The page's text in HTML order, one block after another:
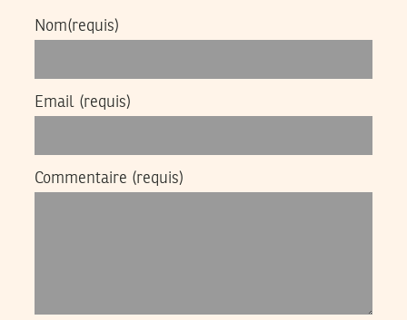
Nom(requis)
Email (requis)
Commentaire (requis)